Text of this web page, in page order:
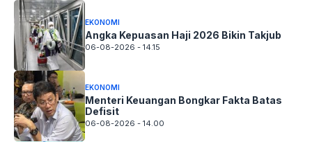
EKONOMI
Angka Kepuasan Haji 2026 Bikin Takjub
06-08-2026 - 14.15
EKONOMI
Menteri Keuangan Bongkar Fakta Batas
Defisit
06-08-2026 - 14.00